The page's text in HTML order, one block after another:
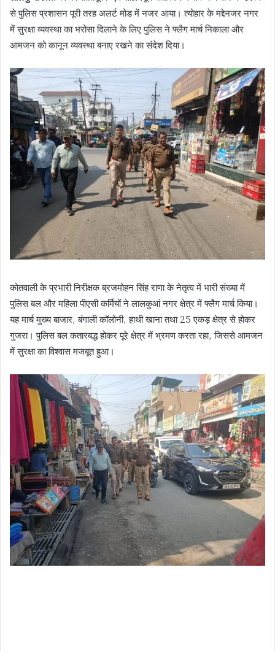
से पुलिस प्रशासन पूरी तरह अलर्ट मोड में नजर आया। त्योहार के मद्देनजर नगर
में सुरक्षा व्यवस्था का भरोसा दिलाने के लिए पुलिस ने फ्लैग मार्च निकाला और
आमजन को कानून व्यवस्था बनाए रखने का संदेश दिया।
कोतवाली के प्रभारी निरीक्षक ब्रजमोहन सिंह राणा के नेतृत्व में भारी संख्या में
पुलिस बल और महिला पीएसी कर्मियों ने लालकुआं नगर क्षेत्र में फ्लैग मार्च किया।
यह मार्च मुख्य बाजार, बंगाली कॉलोनी, हाथी खाना तथा 25 एकड़ क्षेत्र से होकर
गुजरा। पुलिस बल कतारबद्ध होकर पूरे क्षेत्र में भ्रमण करता रहा, जिससे आमजन
में सुरक्षा का विश्वास मजबूत हुआ।